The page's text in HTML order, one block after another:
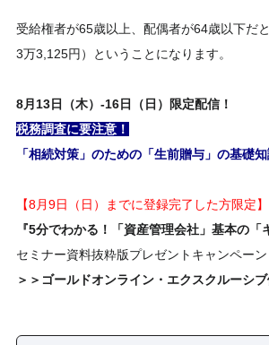
受給権者が65歳以上、配偶者が64歳以下だ
3万3,125円）ということになります。
8月 13日（木）-16日（日）
限定配信！
税務調査に要注意！
「相続対策」のための「生前贈与」の基礎
【8月9日（日）までに登録完了した方限定】
『5分でわかる！「資産管理会社」基本の「
セミナー資料抜粋版プレゼントキャンペーン
＞＞ゴールドオンライン・エクスクルーシ